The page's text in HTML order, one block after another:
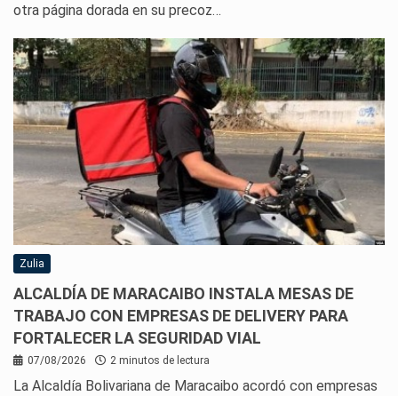
otra página dorada en su precoz…
Zulia
ALCALDÍA DE MARACAIBO INSTALA MESAS DE
TRABAJO CON EMPRESAS DE DELIVERY PARA
FORTALECER LA SEGURIDAD VIAL
07/08/2026 2 minutos de lectura
La Alcaldía Bolivariana de Maracaibo acordó con empresas